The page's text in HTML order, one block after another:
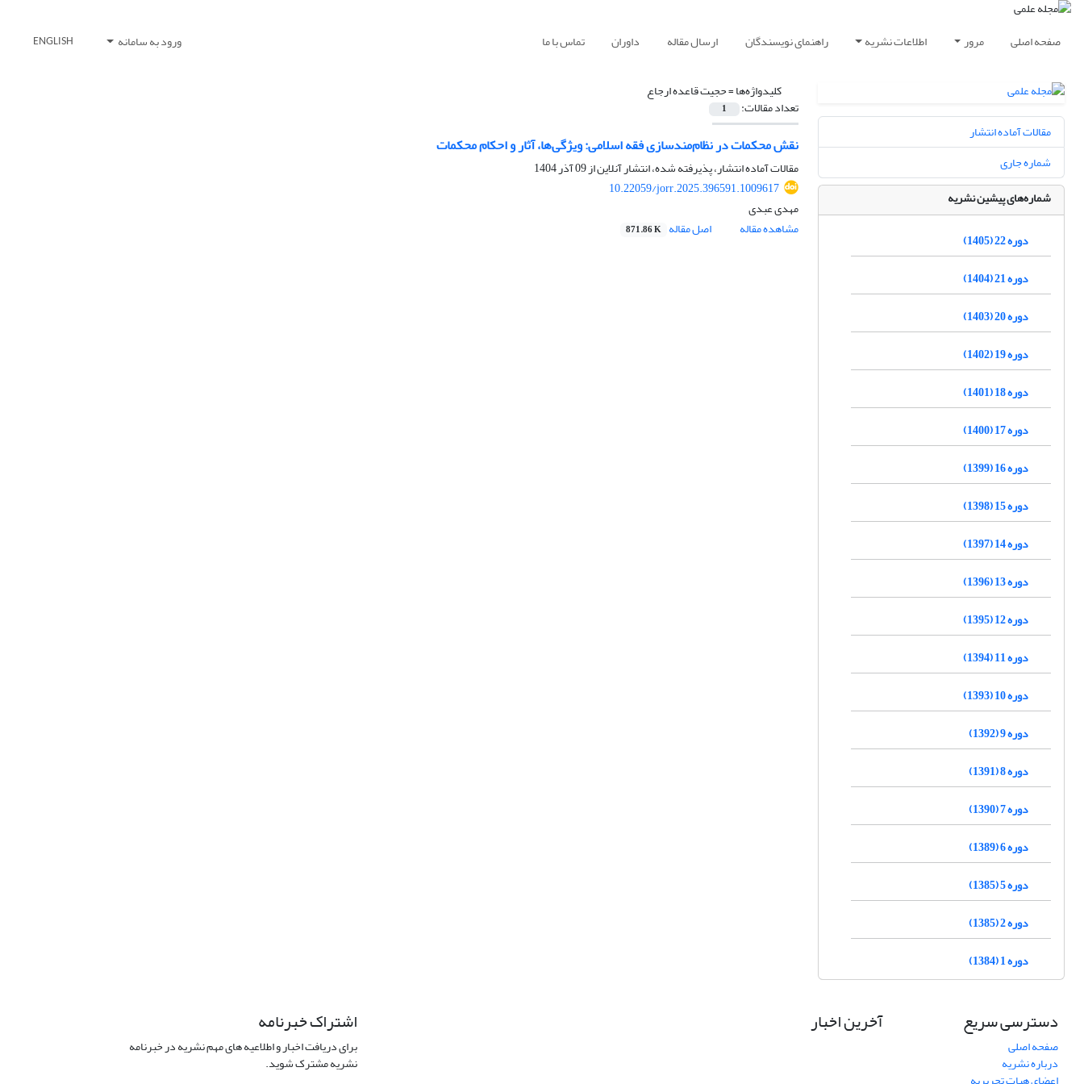
صفحه اصلی مرور اطلاعات نشریه راهنمای نویسندگان ارسال مقاله داوران تماس با ما ورود به سامانه ENGLISH
کلیدواژه‌ها =حجیت قاعده ارجاع
تعداد مقالات: 1
نقش محکمات در نظام‌مندسازی فقه اسلامی: ویژگی‌ها، آثار و احکام محکمات
مقالات آماده انتشار، پذیرفته شده، انتشار آنلاین از09 آذر 1404
10.22059/jorr.2025.396591.1009617
مهدی عبدی
مشاهده مقاله
اصل مقاله 871.86 K
مقالات آماده انتشار
شماره جاری
شماره‌های پیشین نشریه
دوره 22 (1405)
دوره 21 (1404)
دوره 20 (1403)
دوره 19 (1402)
دوره 18 (1401)
دوره 17 (1400)
دوره 16 (1399)
دوره 15 (1398)
دوره 14 (1397)
دوره 13 (1396)
دوره 12 (1395)
دوره 11 (1394)
دوره 10 (1393)
دوره 9 (1392)
دوره 8 (1391)
دوره 7 (1390)
دوره 6 (1389)
دوره 5 (1385)
دوره 2 (1385)
دوره 1 (1384)
دسترسی سریع
صفحه اصلی
درباره نشریه
آخرین اخبار اشتراک خبرنامه
برای دریافت اخبار و اطلاعیه های مهم نشریه در خبرنامه
نشریه مشترک شوید.